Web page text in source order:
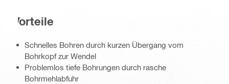
Vorteile
Schnelles Bohren durch kurzen Übergang vom
Bohrkopf zur Wendel
Problemlos tiefe Bohrungen durch rasche
Bohrmehlabfuhr